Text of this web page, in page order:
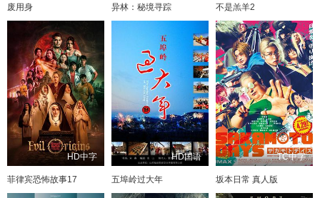
废用身 异林：秘境寻踪 不是羔羊2
HD中字
菲律宾恐怖故事17
HD国语
五埠岭过大年
TC中字
坂本日常 真人版